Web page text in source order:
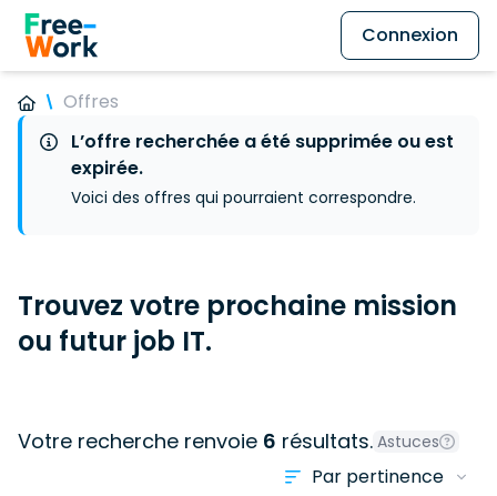
Connexion
Offres
L’offre recherchée a été supprimée ou est
expirée.
Voici des offres qui pourraient correspondre.
Trouvez votre prochaine mission
ou futur job IT.
Votre recherche renvoie 6 résultats. Astuces